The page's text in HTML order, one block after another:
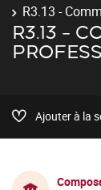
R3.13 -
R3.13 -
Ajouter à la